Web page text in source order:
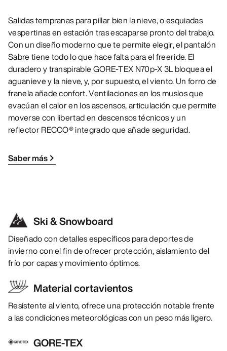
Salidas tempranas para pillar bien la nieve, o esquiadas
vespertinas en estación tras escaparse pronto del trabajo.
Con un diseño moderno que te permite elegir, el pantalón
Sabre tiene todo lo que hace falta para el freeride. El
duradero y transpirable GORE-TEX N70p-X 3L bloquea el
aguanieve y la nieve, y, por supuesto, el viento. Un forro de
franela añade confort. Ventilaciones en los muslos que
evacúan el calor en los ascensos, articulación que permite
moverse con libertad en descensos técnicos y un
reflector RECCO® integrado que añade seguridad.
Saber más
Ski & Snowboard
Diseñado con detalles específicos para deportes de
invierno con el fin de ofrecer protección, aislamiento del
frío por capas y movimiento óptimos.
Material cortavientos
Resistente al viento, ofrece una protección notable frente
a las condiciones meteorológicas con un peso más ligero.
GORE-TEX